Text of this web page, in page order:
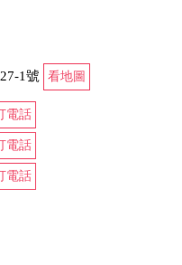
可以洗腳再進去 很適
一起維護好的環境
。 老板及老板娘都非常
1號 看地圖
電話
電話
電話